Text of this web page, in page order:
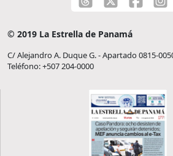
© 2019 La Estrella de Panamá
C/ Alejandro A. Duque G. - Apartado 0815-
Teléfono: +507 204-0000